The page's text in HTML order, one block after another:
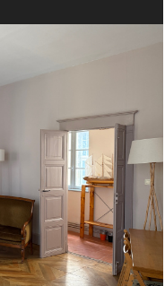
+ de critères